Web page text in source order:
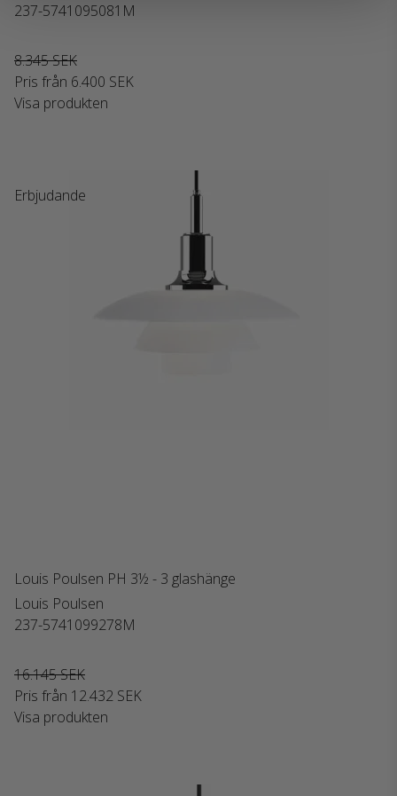
237-5741095081M
8.345 SEK
Pris från 6.400 SEK
Visa produkten
Erbjudande
Louis Poulsen PH 3½ - 3 glashänge
Louis Poulsen
237-5741099278M
16.145 SEK
Pris från 12.432 SEK
Visa produkten